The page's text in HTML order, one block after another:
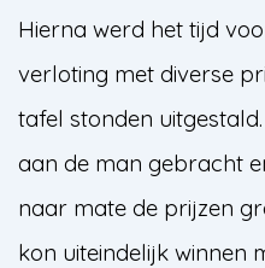
Hierna werd het tijd
verloting met diverse
tafel stonden
aan de man gebracht
naar mate de prijzen
kon uiteindelijk winnen